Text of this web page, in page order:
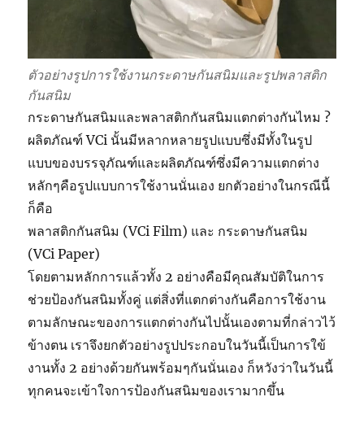
ตัวอย่างรูปการใช้งานกระดาษกันสนิมและรูปพลาสติก
กันสนิม
กระดาษกันสนิมและพลาสติกกันสนิมแตกต่างกันไหม ?
ผลิตภัณฑ์ VCi นั้นมีหลากหลายรูปแบบซึ่งมีทั้งในรูป
แบบของบรรจุภัณฑ์และผลิตภัณฑ์ซึ่งมีความแตกต่าง
หลักๆคือรูปแบบการใช้งานนั่นเอง ยกตัวอย่างในกรณีนี้
ก็คือ
พลาสติกกันสนิม (VCi Film) และ กระดาษกันสนิม
(VCi Paper)
โดยตามหลักการแล้วทั้ง 2 อย่างคือมีคุณสัมบัติในการ
ช่วยป้องกันสนิมทั้งคู่ แต่สิ่งที่แตกต่างกันคือการใช้งาน
ตามลักษณะของการแตกต่างกันไปนั้นเองตามที่กล่าวไว้
ข้างตน เราจึงยกตัวอย่างรูปประกอบในวันนี้เป็นการใข้
งานทั้ง 2 อย่างด้วยกันพร้อมๆกันนั่นเอง ก็หวังว่าในวันนี้
ทุกคนจะเข้าใจการป้องกันสนิมของเรามากขึ้น